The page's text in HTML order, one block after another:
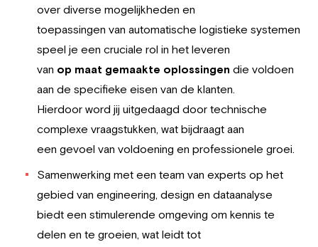
over diverse mogelijkheden en
toepassingen van automatische logistieke systemen
speel je een cruciale rol in het leveren
van op maat gemaakte oplossingen die voldoen
aan de specifieke eisen van de klanten.
Hierdoor word jij uitgedaagd door technische
complexe vraagstukken, wat bijdraagt aan
een gevoel van voldoening en professionele groei.
Samenwerking met een team van experts op het
gebied van engineering, design en dataanalyse
biedt een stimulerende omgeving om kennis te
delen en te groeien, wat leidt tot